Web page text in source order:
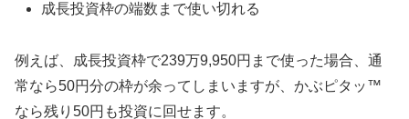
成長投資枠の端数まで使い切れる
例えば、成長投資枠で239万9,950円まで使った場合、通
常なら50円分の枠が余ってしまいますが、かぶピタッ™
なら残り50円も投資に回せます。